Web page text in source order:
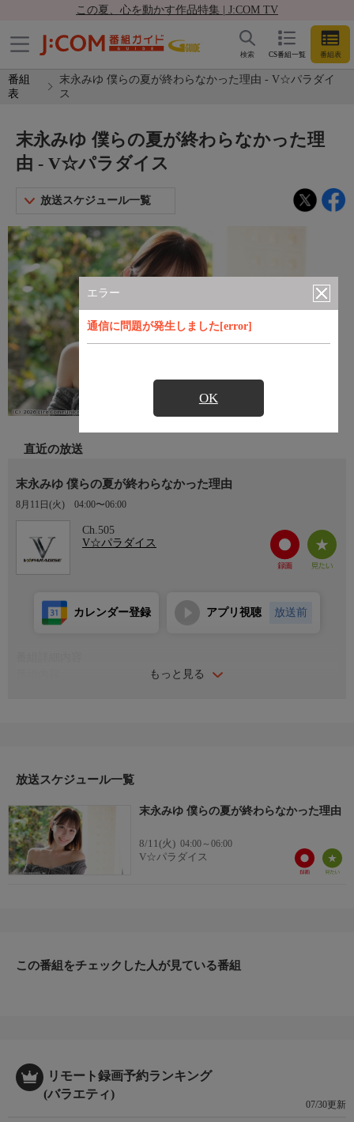
この夏、心を動かす作品特集 | J:COM TV
CS番組一覧 番組表
検索
番組
表
末永みゆ 僕らの夏が終わらなかった理由 - V☆パラダイ
ス
エラー
通信に問題が発生しました[error]
OK
末永みゆ 僕らの夏が終わらなかった理
由 - V☆パラダイス
放送スケジュール一覧
直近の放送
末永みゆ 僕らの夏が終わらなかった理由
8月11日(火) 04:00〜06:00
Ch.505
V☆パラダイス
もっと見る
カレンダー登録 アプリ視聴 放送前
放送スケジュール一覧
末永みゆ 僕らの夏が終わらなかった理由
8/11(火) 04:00～06:00
V☆パラダイス
この番組をチェックした人が見ている番組
リモート録画予約ランキング
(バラエティ)
07/30更新